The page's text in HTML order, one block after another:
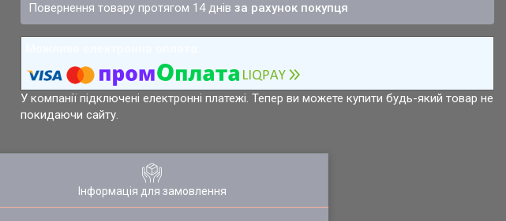
повернення товару протягом 14 днівза рахунок покупця
У компанії підключені електронні платежі. Тепер ви можете купити будь-який товар не
покидаючи сайту.
Інформація для замовлення